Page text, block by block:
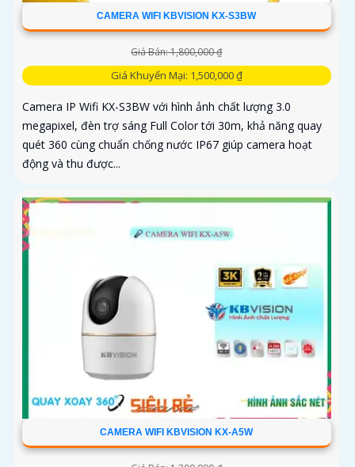
CAMERA WIFI KBVISION KX-S3BW
Giá Bán: 1,800,000 ₫
Giá Khuyến Mại: 1,500,000 ₫
Camera IP Wifi KX-S3BW với hình ảnh chất lượng 3.0
megapixel, đèn trợ sáng Full Color tới 30m, khả năng quay
quét 360 cùng chuẩn chống nước IP67 giúp camera hoạt
động và thu được...
CAMERA WIFI KBVISION KX-A5W